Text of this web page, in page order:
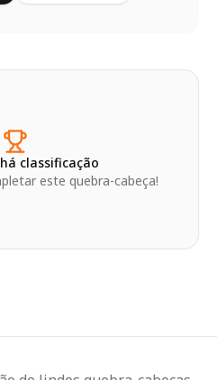
classificação
este quebra-cabeça!